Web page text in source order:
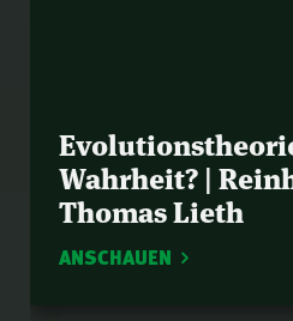
Wahrheit? |
Thomas Lieth
ANSCHAUEN